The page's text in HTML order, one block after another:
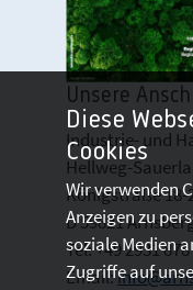
Unsere
Industrie- und
Hellweg-
Königstraße 18-
D 59821
Tel: +49 2931
Email:
Diese
Cookies
Wir verwenden
Anzeigen zu
soziale Medien
Zugriffe auf